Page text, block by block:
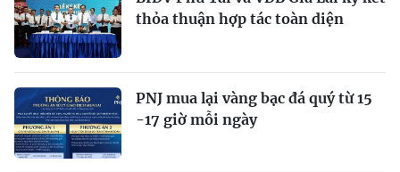
thỏa thuận hợp tác toàn diện
PNJ mua lại vàng bạc đá quý từ 15
-17 giờ mỗi ngày